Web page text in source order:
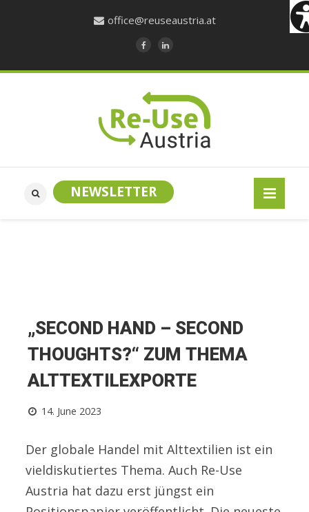
office@reuseaustria.at
NEWSLETTER
„SECOND HAND – SECOND
THOUGHTS?“ ZUM THEMA
ALTTEXTILEXPORTE
14. June 2023
Der globale Handel mit Alttextilien ist ein
vieldiskutiertes Thema. Auch Re-Use
Austria hat dazu erst jüngst ein